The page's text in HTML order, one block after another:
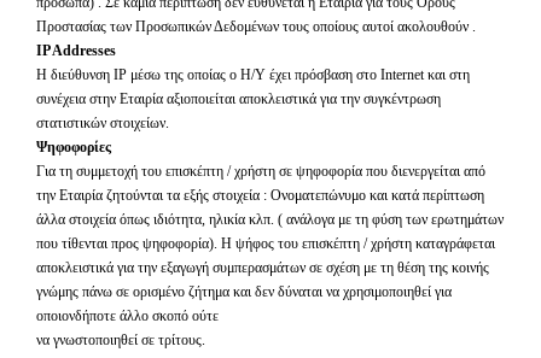
Προστασίας των Προσωπικών Δεδομένων τους οποίους αυτοί ακολουθούν .
IPAddresses
H διεύθυνση IP μέσω της οποίας ο Η/Υ έχει πρόσβαση στο Internetκαι στη
συνέχεια στην Εταιρία αξιοποιείται αποκλειστικά για την συγκέντρωση
στατιστικών στοιχείων.
Ψηφοφορίες
Για τη συμμετοχή του επισκέπτη / χρήστη σε ψηφοφορία που διενεργείται από
την Εταιρία ζητούνται τα εξής στοιχεία : Ονοματεπώνυμο και κατά περίπτωση
άλλα στοιχεία όπως ιδιότητα, ηλικία κλπ. ( ανάλογα με τη φύση των ερωτημάτων
που τίθενται προς ψηφοφορία). Η ψήφος του επισκέπτη / χρήστη καταγράφεται
αποκλειστικά για την εξαγωγή συμπερασμάτων σε σχέση με τη θέση της κοινής
γνώμης πάνω σε ορισμένο ζήτημα και δεν δύναται να χρησιμοποιηθεί για
οποιονδήποτε άλλο σκοπό ούτε
να γνωστοποιηθεί σε τρίτους.